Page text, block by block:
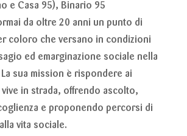
e Casa 95), Binario 95
da oltre 20 anni un punto di
coloro che versano in condizioni
ed emarginazione sociale nella
sua mission è rispondere ai
in strada, offrendo ascolto,
e proponendo percorsi di
vita sociale.